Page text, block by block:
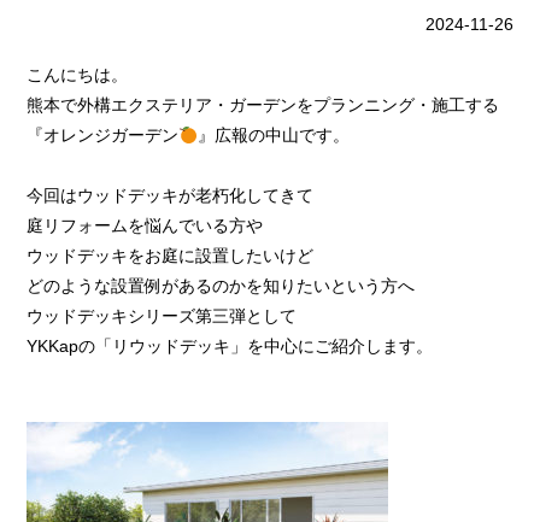
2024-11-26
こんにちは。
熊本で外構エクステリア・ガーデンをプランニング・施工する
『オレンジガーデン
』広報の中山です。
今回はウッドデッキが老朽化してきて
庭リフォームを悩んでいる方や
ウッドデッキをお庭に設置したいけど
どのような設置例があるのかを知りたいという方へ
ウッドデッキシリーズ第三弾として
YKKapの「リウッドデッキ」を中心にご紹介します。